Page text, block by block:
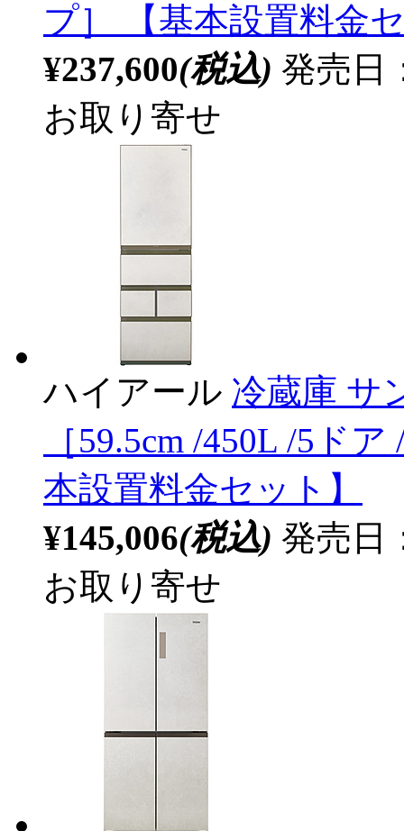
プ］ 【基本設置料金
¥237,600(税込) 発売日
お取り寄せ
ハイアール 冷蔵庫 サ
［59.5cm /450L /5ド
本設置料金セット】
¥145,006(税込) 発売日
お取り寄せ